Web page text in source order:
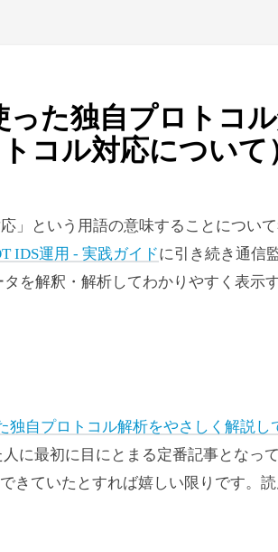
った独自プロトコ
コル対応について
」という用語の意味することについ
IDS運用 - 実践ガイドに引き続き通信
を解釈・解析してわかりやすく表示
独自プロトコル解析をやさしく解説し
に最初に目にとまる定番記事となっ
きていたとすれば嬉しい限りです。